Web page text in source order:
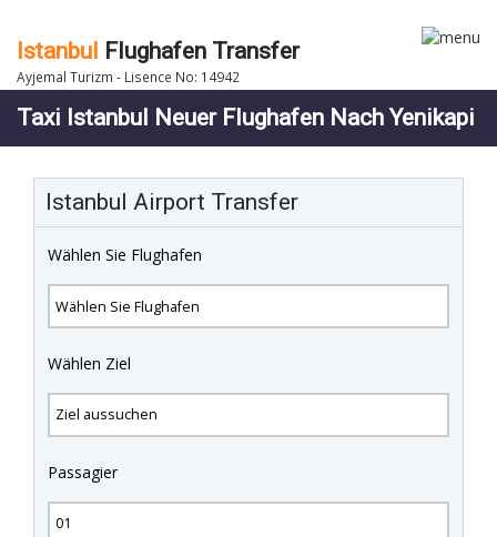
Istanbul Flughafen Transfer
Ayjemal Turizm - Lisence No: 14942
Taxi Istanbul Neuer Flughafen Nach Yenikapi
Istanbul Airport Transfer
Wählen Sie Flughafen
Wählen Ziel
Passagier